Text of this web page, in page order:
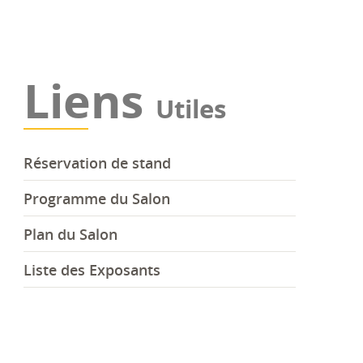
Liens Utiles
Réservation de stand
Programme du Salon
Plan du Salon
Liste des Exposants